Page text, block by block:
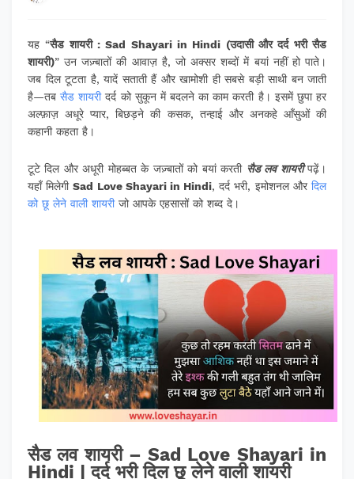
यह “सैड शायरी : Sad Shayari in Hindi (उदासी और दर्द भरी सैड
शायरी)” उन जज़्बातों की आवाज़ है, जो अक्सर शब्दों में बयां नहीं हो पाते।
जब दिल टूटता है, यादें सताती हैं और खामोशी ही सबसे बड़ी साथी बन जाती
है—तबसैड शायरीदर्द को सुकून में बदलने का काम करती है। इसमें छुपा हर
अल्फ़ाज़ अधूरे प्यार, बिछड़ने की कसक, तन्हाई और अनकहे आँसुओं की
कहानी कहता है।
टूटे दिल और अधूरी मोहब्बत के जज़्बातों को बयां करती सैड लव शायरीपढ़ें।
यहाँ मिलेगीSad Love Shayari in Hindi, दर्द भरी, इमोशनल औरदिल
को छू लेने वाली शायरीजो आपके एहसासों को शब्द दे।
सैड लव शायरी – Sad Love Shayari in
Hindi | दर्द भरी दिल छू लेने वाली शायरी